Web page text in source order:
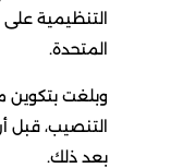
التنظيمية على
المتحدة.
بعد ذلك.